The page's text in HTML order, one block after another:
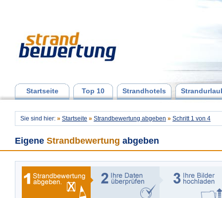
Startseite Top 10 Strandhotels
Sie sind hier: » Startseite » Strandbewertung abgeben » Schritt 1 von 4
Eigene Strandbewertung abgeben